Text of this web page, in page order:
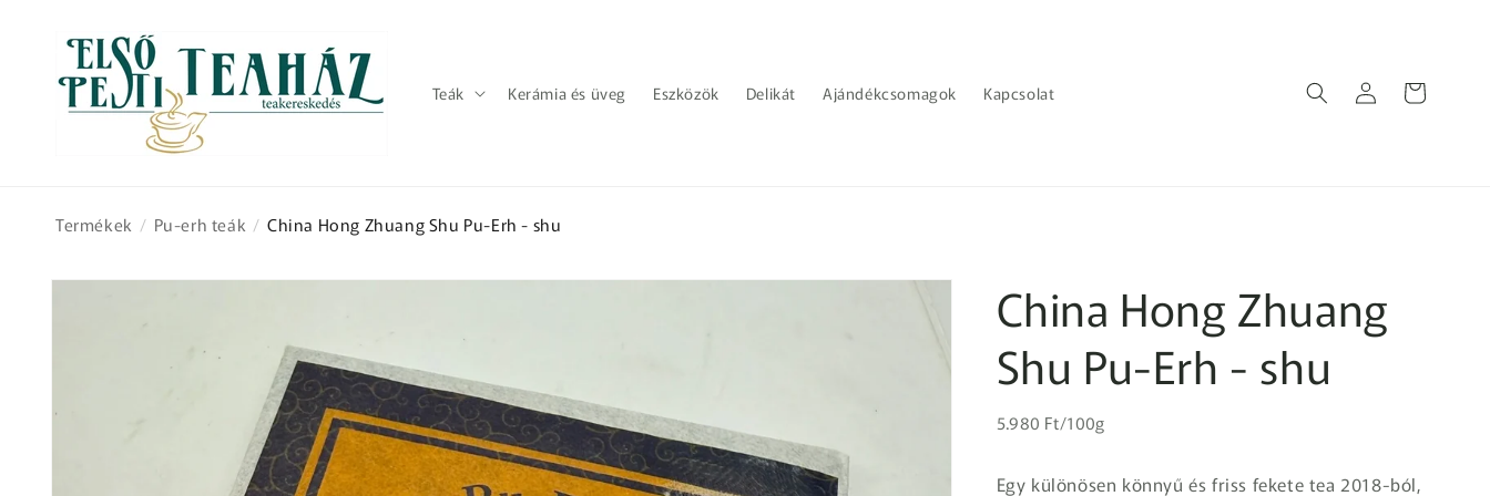
tartalomhoz
Teák Kerámia és üveg Eszközök Delikát Ajándékcsomagok Kapcsolat BejelentkezésKosár
Termékek / Pu-erh teák / China Hong Zhuang Shu Pu-Erh - shu
Kihagyás, és
China Hong Zhuang
Shu Pu-Erh - shu
Normál
Egységár
5.980 Ft/100g
Egy különösen könnyű és friss fekete tea 2018-ból,